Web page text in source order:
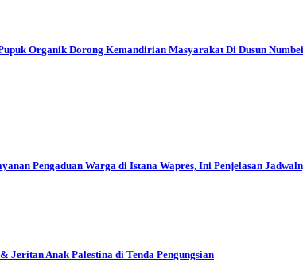
Organik Dorong Kemandirian Masyarakat Di Dusun Numbei
Pengaduan Warga di Istana Wapres, Ini Penjelasan
Jeritan Anak Palestina di Tenda Pengungsian